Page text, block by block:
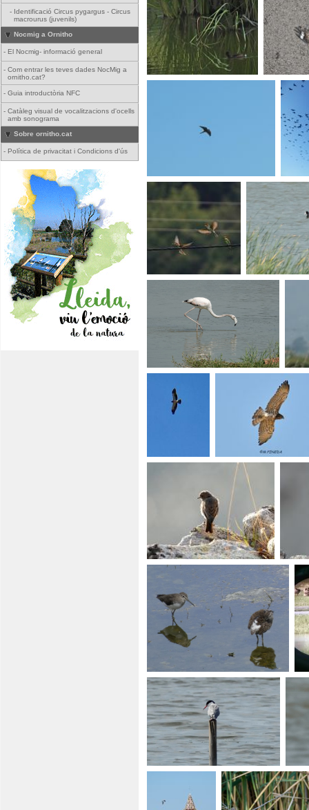
- Identificació Circus pygargus - Circus
macrourus (juvenils)
Nocmig a Ornitho
- El Nocmig- informació general
- Com entrar les teves dades NocMig a
ornitho.cat?
- Guia introductòria NFC
- Catàleg visual de vocalitzacions d'ocells
amb sonograma
Sobre ornitho.cat
- Política de privacitat i Condicions d'ús